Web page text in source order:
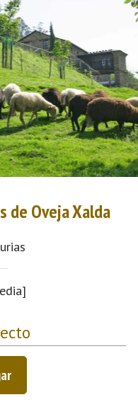
de Oveja Xalda